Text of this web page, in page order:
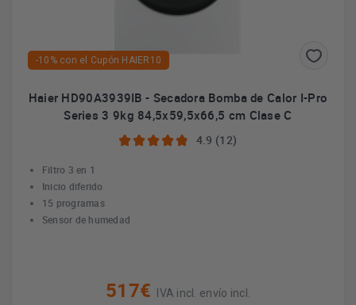
-10% con el Cupón HAIER10
Haier HD90A3939IB - Secadora Bomba de Calor I-Pro
Series 3 9kg 84,5x59,5x66,5 cm Clase C
4.9 (12)
Filtro 3 en 1
Inicio diferido
15 programas
Sensor de humedad
517€ IVA incl. envío incl.